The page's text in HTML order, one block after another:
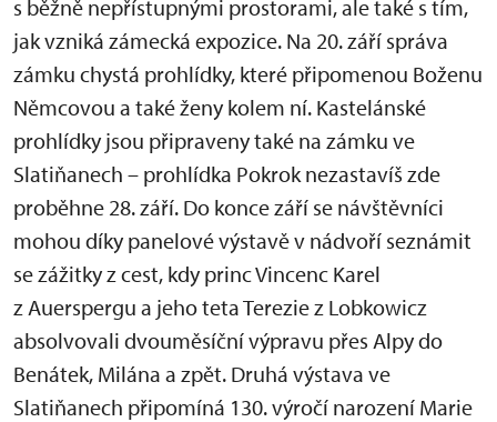
s běžně nepřístupnými prostorami, ale také s tím,
jak vzniká zámecká expozice. Na 20. září správa
zámku chystá prohlídky, které připomenou Boženu
Němcovou a také ženy kolem ní. Kastelánské
prohlídky jsou připraveny také na zámku ve
Slatiňanech – prohlídka Pokrok nezastavíš zde
proběhne 28. září. Do konce září se návštěvníci
mohou díky panelové výstavě v nádvoří seznámit
se zážitky z cest, kdy princ Vincenc Karel
z Auerspergu a jeho teta Terezie z Lobkowicz
absolvovali dvouměsíční výpravu přes Alpy do
Benátek, Milána a zpět. Druhá výstava ve
Slatiňanech připomíná 130. výročí narození Marie